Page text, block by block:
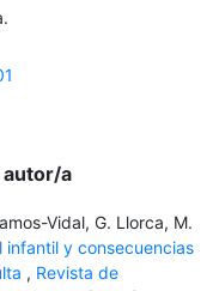
autor/a
Vidal, G. Llorca, M.
infantil y consecuencias
, Revista de